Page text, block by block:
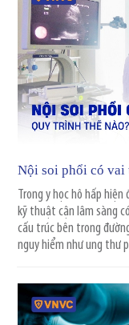
Nội soi phổi có vai
Trong y học hô hấp
kỹ thuật cận lâm sàng
cấu trúc bên trong
nguy hiểm như ung thư